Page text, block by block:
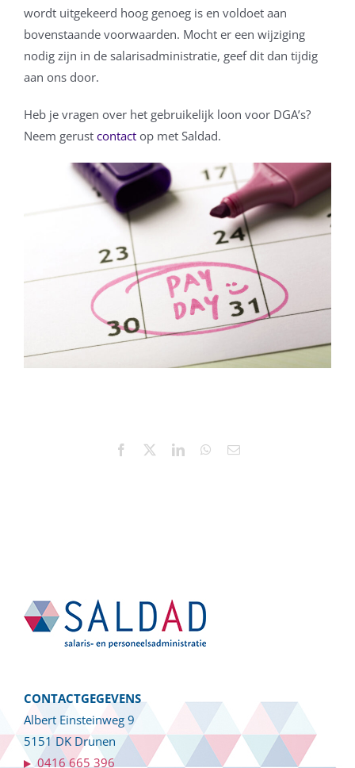
wordt uitgekeerd hoog genoeg is en voldoet aan
bovenstaande voorwaarden. Mocht er een wijziging
nodig zijn in de salarisadministratie, geef dit dan tijdig
aan ons door.
Heb je vragen over het gebruikelijk loon voor DGA’s?
Neem gerust contactop met Saldad.
Facebook LinkedInWhatsApp
E-
CONTACTGEGEVENS
Albert Einsteinweg 9
5151 DK Drunen
0416 665 396